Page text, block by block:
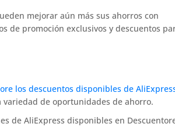
mejorar aún más sus ahorros con
de promoción exclusivos y descuentos
los descuentos disponibles de
de oportunidades de ahorro.
de AliExpress disponibles en